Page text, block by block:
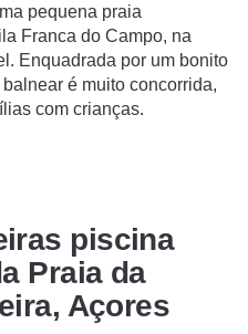
pequena praia
Franca do Campo, na
Enquadrada por um bonito
é muito concorrida,
com crianças.
piscina
Praia da
Açores